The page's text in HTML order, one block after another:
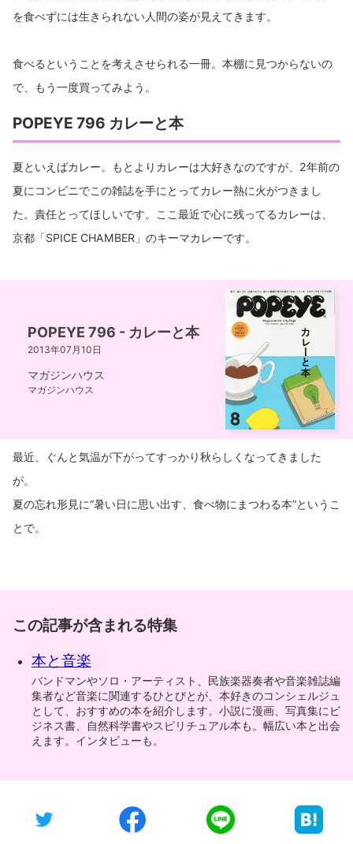
を食べずには生きられない人間の姿が見えてきます。
食べるということを考えさせられる一冊。本棚に見つからないの
で、もう一度買ってみよう。
POPEYE 796 カレーと本
夏といえばカレー。もとよりカレーは大好きなのですが、2年前の
夏にコンビニでこの雑誌を手にとってカレー熱に火がつきまし
た。責任とってほしいです。ここ最近で心に残ってるカレーは、
京都「SPICE CHAMBER」のキーマカレーです。
POPEYE 796 - カレーと本
2013年07月10日
マガジンハウス
マガジンハウス
最近、ぐんと気温が下がってすっかり秋らしくなってきました
が。
夏の忘れ形見に“暑い日に思い出す、食べ物にまつわる本”というこ
とで。
この記事が含まれる特集
本と音楽
バンドマンやソロ・アーティスト、民族楽器奏者や音楽雑誌編
集者など音楽に関連するひとびとが、本好きのコンシェルジュ
として、おすすめの本を紹介します。小説に漫画、写真集にビ
ジネス書、自然科学書やスピリチュアル本も。幅広い本と出会
えます。インタビューも。